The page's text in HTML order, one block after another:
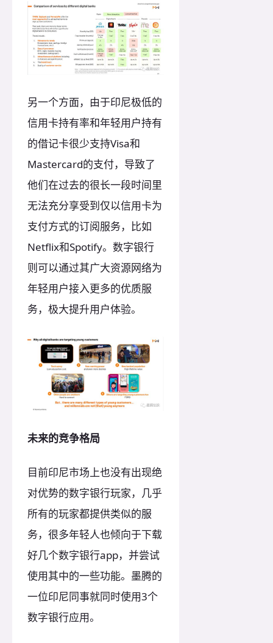
另一个方面，由于印尼极低的
信用卡持有率和年轻用户持有
的借记卡很少支持Visa和
Mastercard的支付，导致了
他们在过去的很长一段时间里
无法充分享受到仅以信用卡为
支付方式的订阅服务，比如
Netflix和Spotify。数字银行
则可以通过其广大资源网络为
年轻用户接入更多的优质服
务，极大提升用户体验。
未来的竞争格局
目前印尼市场上也没有出现绝
对优势的数字银行玩家，几乎
所有的玩家都提供类似的服
务，很多年轻人也倾向于下载
好几个数字银行app，并尝试
使用其中的一些功能。墨腾的
一位印尼同事就同时使用3个
数字银行应用。